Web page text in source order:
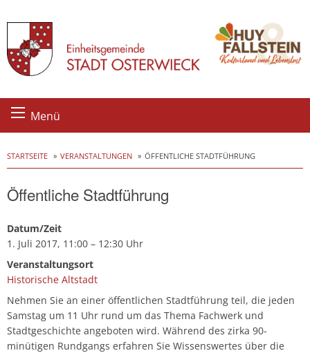
Skip
Menü
STARTSEITE VERANSTALTUNGEN ÖFFENTLICHE STADTFÜHRUNG
Öffentliche Stadtführung
Datum/Zeit
1. Juli 2017, 11:00 – 12:30 Uhr
Veranstaltungsort
Historische Altstadt
Nehmen Sie an einer öffentlichen Stadtführung teil, die jeden
Samstag um 11 Uhr rund um das Thema Fachwerk und
Stadtgeschichte angeboten wird. Während des zirka 90-
minütigen Rundgangs erfahren Sie Wissenswertes über die